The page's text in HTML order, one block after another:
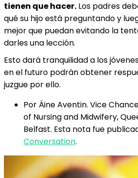
tienen que hacer. Los padres
qué su hijo está preguntando y
mejor que puedan evitando la
darles una lección.
Esto dará tranquilidad a los
en el futuro podrán obtener
juzgue por ello.
Por Áine Aventin. Vice
of Nursing and Midwifery,
Belfast. Esta nota fue
Conversation.